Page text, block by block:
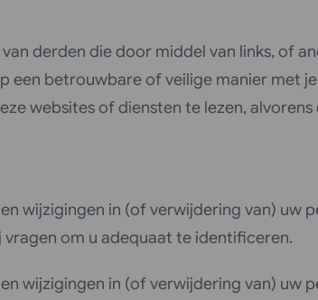
derden die door middel van links, of
betrouwbare of veilige manier met
websites of diensten te lezen,
wijzigingen in (of verwijdering van) uw
om u adequaat te identificeren.
wijzigingen in (of verwijdering van) uw